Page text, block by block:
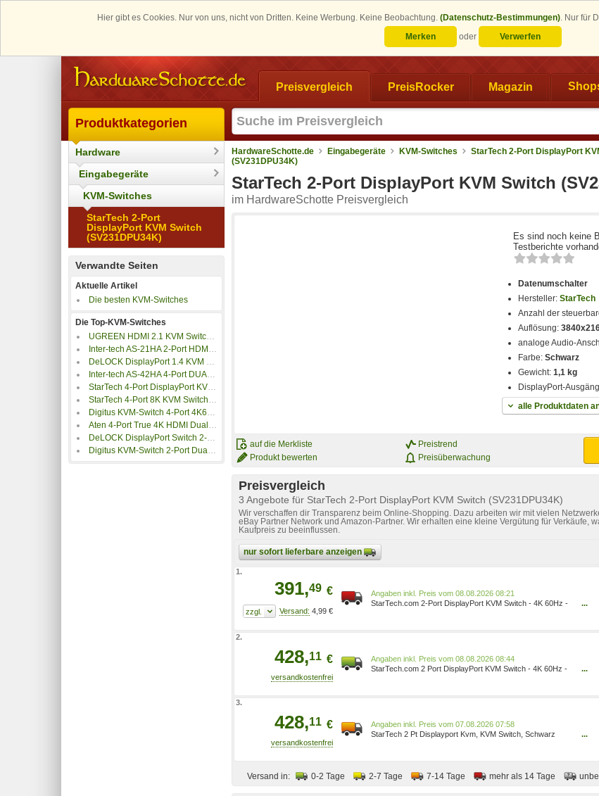
Hier gibt es Cookies. Nur von uns, nicht von Dritten. Keine Werbung. Keine Beobachtung. (Datenschutz-Bestimmungen). Nur für
Merken
oder Verwerfen
Preisvergleich PreisRocker Magazin
Produktkategorien
Hardware
Eingabegeräte
KVM-Switches
StarTech 2-Port
DisplayPort KVM Switch
(SV231DPU34K)
Verwandte Seiten
Aktuelle Artikel
Die besten KVM-Switches
Die Top-KVM-Switches
UGREEN HDMI 2.1 KVM Switch 4-In-1 bis 8K@60Hz
Inter-tech AS-21HA 2-Port HDMI KVM-Switch
DeLOCK DisplayPort 1.4 KVM Switch 8K 30 Hz mit USB 3.0 & Audio
Inter-tech AS-42HA 4-Port DUAL-HDMI KVM-Switch
StarTech 4-Port DisplayPort KVM Switch
StarTech 4-Port 8K KVM Switch DisplayPort 1.4
Digitus KVM-Switch 4-Port 4K60Hz
Aten 4-Port True 4K HDMI Dual-View KVM Switch
DeLOCK DisplayPort Switch 2-Port
Digitus KVM-Switch 2-Port Dual-Display 4K HDMI
HardwareSchotte.de Eingabegeräte KVM-Switches
StarTech 2-Port DisplayPort
(SV231DPU34K)
StarTech 2-Port DisplayPort KVM Switch
im HardwareSchotte Preisvergleich
Es sind noch keine
Testberichte
Datenumschalter
Hersteller:StarTech
Anzahl der
Auflösung:
analoge Audio-
Farbe:Schwarz
Gewicht:1,1 kg
DisplayPort-
alle Produktdaten
auf die Merkliste
Produkt bewerten
Preistrend
Preisüberwachung
Preisvergleich
3 Angebote für StarTech 2-Port DisplayPort KVM Switch (SV231DPU34K)
Wir verschaffen dir Transparenz beim Online-Shopping. Dazu arbeiten wir mit vielen
eBay Partner Network und Amazon-Partner. Wir erhalten eine kleine Vergütung für Verkäufe,
Kaufpreis zu beeinflussen.
nur sofort lieferbare anzeigen
1.
391,49 €
4,99 €
Preis vom 08.08.2026 08:21
StarTech.com 2-Port DisplayPort KVM Switch - 4K 60Hz -
...
2.
428,11 €
Preis vom 08.08.2026 08:44
StarTech.com 2 Port DisplayPort KVM Switch - 4K 60Hz -
...
3.
428,11 €
Preis vom 07.08.2026 07:58
StarTech 2 Pt Displayport Kvm, KVM Switch, Schwarz
...
Versand in: 0-2 Tage 2-7 Tage 7-14 Tage mehr als 14 Tage